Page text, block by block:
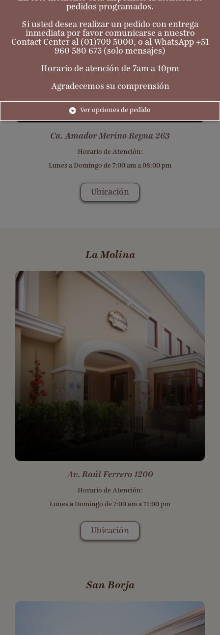
Abtao
Ca. Amador Merino Reyna 263
Horario de Atención:
Lunes a Domingo de 7:00 am a 08:00 pm
Ubicación
La Molina
Av. Raúl Ferrero 1200
Horario de Atención:
Lunes a Domingo de 7:00 am a 11:00 pm
Ubicación
San Borja
pedidos programados.
Si usted desea realizar un pedido con entrega
inmediata por favor comunicarse a nuestro
Contact Center al (01)709 5000, o al WhatsApp +51
960 580 673 (solo mensajes)
Horario de atención de 7am a 10pm
Agradecemos su comprensión
Ver opciones de pedido